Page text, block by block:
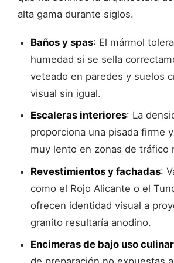
alta gama durante siglos.
Baños y spas: El mármol
humedad si se sella
veteado en paredes y suelos
visual sin igual.
Escaleras interiores: La
proporciona una pisada firme
muy lento en zonas de tráfico
Revestimientos y fachadas:
como el Rojo Alicante o el
ofrecen identidad visual a
granito resultaría anodino.
Encimeras de bajo uso